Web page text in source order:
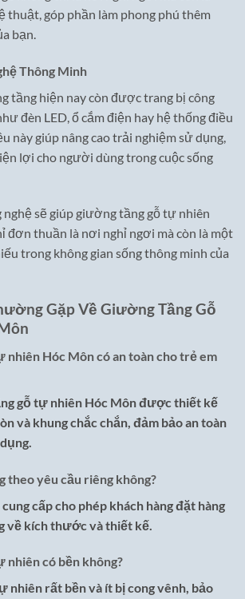
thuật, góp phần làm phong phú thêm
bạn.
Thông Minh
tầng hiện nay còn được trang bị công
đèn LED, ổ cắm điện hay hệ thống điều
này giúp nâng cao trải nghiệm sử dụng,
lợi cho người dùng trong cuộc sống
sẽ giúp giường tầng gỗ tự nhiên
đơn thuần là nơi nghỉ ngơi mà còn là một
trong không gian sống thông minh của
Gặp Về Giường Tầng Gỗ
Hóc Môn có an toàn cho trẻ em
gỗ tự nhiên Hóc Môn được thiết kế
và khung chắc chắn, đảm bảo an toàn
theo yêu cầu riêng không?
cấp cho phép khách hàng đặt hàng
về kích thước và thiết kế.
có bền không?
nhiên rất bền và ít bị cong vênh, bảo